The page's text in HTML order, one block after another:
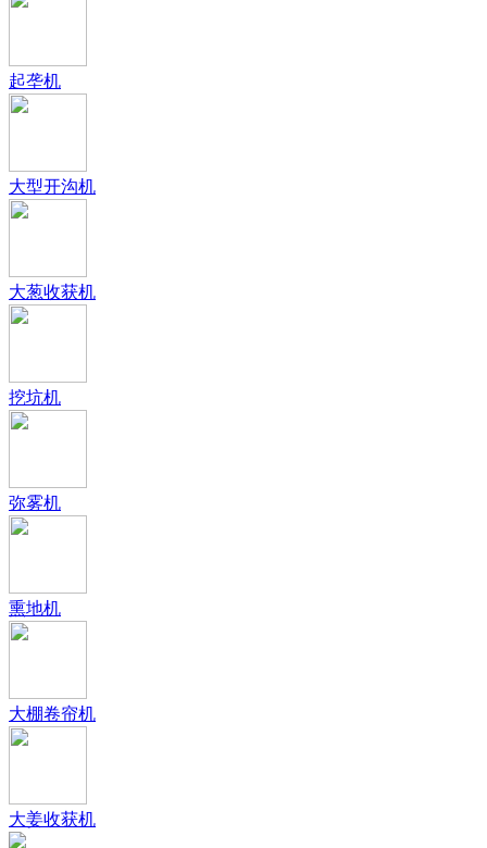
起垄机
大型开沟机
大葱收获机
挖坑机
弥雾机
熏地机
大棚卷帘机
大姜收获机